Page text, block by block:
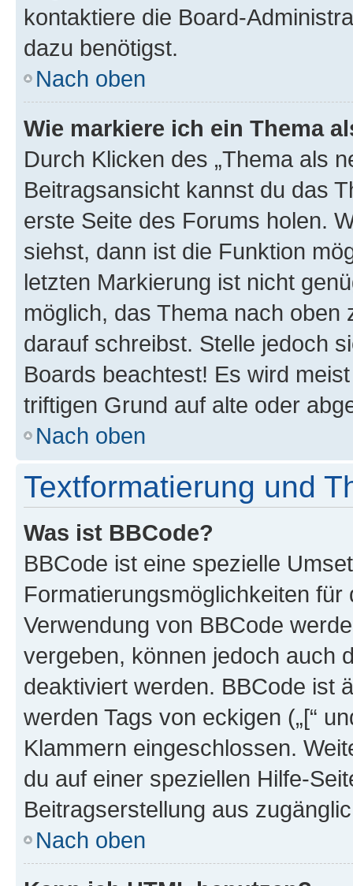
kontaktiere die Board-
dazu benötigst.
Nach oben
Wie markiere ich ein Thema
Durch Klicken des „Thema als
Beitragsansicht kannst du das
erste Seite des Forums holen.
siehst, dann ist die Funktion
letzten Markierung ist nicht
möglich, das Thema nach oben
darauf schreibst. Stelle jedoch
Boards beachtest! Es wird
triftigen Grund auf alte oder
Nach oben
Textformatierung und
Was ist BBCode?
BBCode ist eine spezielle
Formatierungsmöglichkeiten
Verwendung von BBCode
vergeben, können jedoch auch
deaktiviert werden. BBCode ist
werden Tags von eckigen („[“
Klammern eingeschlossen.
du auf einer speziellen Hilfe-
Beitragserstellung aus
Nach oben